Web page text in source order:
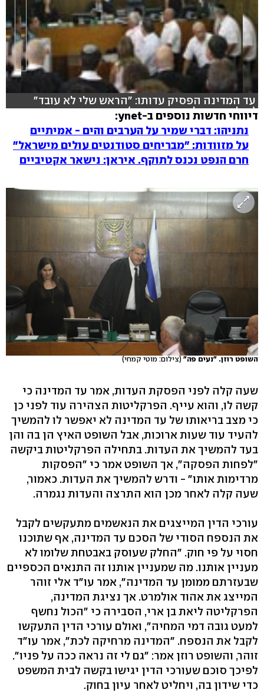
עד המדינה הפסיק עדותו: "הראש שלי לא עובד"
(צילום: דניאל בוק ועוז מרון)
דיווחי חדשות נוספים ב-ynet:
נתניהו: דברי שמיר על הערבים והים - אמיתיים
על מזוודות: "מבריחים סטודנטים עולים מישראל"
חרם הנפט נכנס לתוקף. איראן: נישאר אקטיביים
השופט רוזן. "נעים פה" (צילום: מוטי קמחי)
שעה קלה לפני הפסקת העדות, אמר עד המדינה כי
קשה לו, והוא עייף. הפרקליטות הצהירה עוד לפני כן
כי מצב בריאותו של עד המדינה לא יאפשר לו להמשיך
להעיד עוד שעות ארוכות, אבל השופט האיץ הן בה והן
בעד להמשיך את העדות. בתחילה הפרקליטות ביקשה
"לפחות הפסקה", אך השופט אמר כי "הפסקות
מרדימות אותו" - ודרש להמשיך את העדות. כאמור,
שעה קלה לאחר מכן הוא התרצה והעדות נגמרה.
עורכי הדין המייצגים את הנאשמים מתעקשים לקבל
את הנספח הסודי של הסכם עד המדינה, אף שתוכנו
חסוי על פי חוק. "החלק שעוסק באבטחת שלומו לא
מעניין אותנו. מה שמעניין אותנו זה התנאים הכספיים
שבעזרתם ממומן עד המדינה", אמר עו"ד אלי זוהר
המייצג את אהוד אולמרט. אך נציגת המדינה,
הפרקליטה ליאת בן ארי, הסבירה כי "הכול נחשף
למעט גובה דמי המחיה", ואולם עורכי הדין התעקשו
לקבל את הנספח. "המדינה מרחיקה לכת", אמר עו"ד
זוהר, והשופט רוזן אמר: "גם לי זה נראה ככה על פניו".
לפיכך סוכם שעורכי הדין יגישו בקשה לבית המשפט
כדי שידון בה, ויחליט לאחר עיון בחוק.